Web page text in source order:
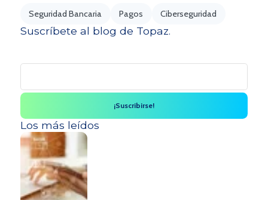
Seguridad Bancaria Pagos Ciberseguridad
Suscríbete al blog de Topaz.
Los más leídos